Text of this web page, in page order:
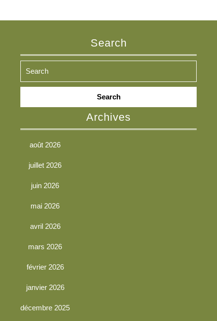
Search
Search
Archives
août 2026
juillet 2026
juin 2026
mai 2026
avril 2026
mars 2026
février 2026
janvier 2026
décembre 2025